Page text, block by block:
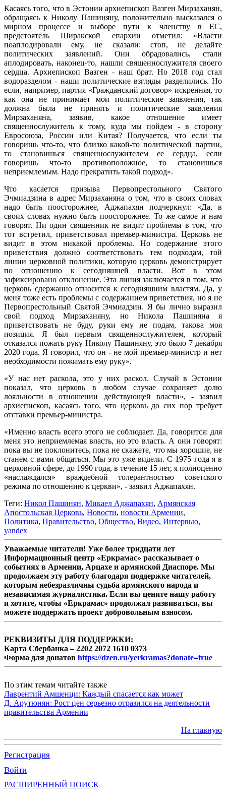
Касаясь того, что в Эстонии архиепископ Вазген Мирзаханян,
обращаясь к Николу Пашиняну, положительно высказался о
мирном процессе и выборе пути к членству в ЕС,
предстоятель Ширакской епархии отметил: «Власти
поаплодировали ему, не сказали: стоп, не делайте
политических заявлений. Они обрадовались, стали
аплодировать, наконец-то, нашли священнослужителя своего
сердца. Архиепископ Вазген - наш брат. Но 2018 год стал
водоразделом - наши политические взгляды разделились. Но
если, например, партия «Гражданский договор» искренняя, то
как она не принимает мои политические заявления, так
должна была не принять и политические заявления
Мирзаханяна, заявив, какое отношение имеет
священнослужитель к тому, куда мы пойдем - в сторону
Евросоюза, России или Китая? Получается, что если ты
говоришь что-то, что близко какой-то политической партии,
то становишься священнослужителем ее сердца, если
говоришь что-то противоположное, то становишься
неприемлемым. Надо прекратить такой подход».
Что касается призыва Первопрестольного Святого
Эчмиадзина в адрес Мирзаханяна о том, что в своих словах
надо быть поосторожнее, Аджапахян подчеркнул: «Да, в
своих словах нужно быть поосторожнее. То же самое и нам
говорят. Ни один священник не видит проблемы в том, что
тот встретил, приветствовал премьер-министра. Церковь не
видит в этом никакой проблемы. Но содержание этого
приветствия должно соответствовать тем подходам, той
линии церковной политики, которую церковь демонстрирует
по отношению к сегодняшней власти. Вот в этом
зафиксировано отклонение. Эта линия заключается в том, что
церковь сдержанно относится к сегодняшним властям. Да, у
меня тоже есть проблемы с содержанием приветствия, но я не
Первопрестольный Святой Эчмиадзин. Я бы лично выразил
свой подход Мирзаханяну, но Никола Пашиняна я
приветствовать не буду, руки ему не подам, такова моя
позиция. Я был первым священнослужителем, который
отказался пожать руку Николу Пашиняну, это было 7 декабря
2020 года. Я говорил, что он - не мой премьер-министр и нет
необходимости пожимать ему руку».
«У нас нет раскола, это у них раскол. Случай в Эстонии
показал, что церковь в любом случае сохраняет долю
лояльности в отношении действующей власти», - заявил
архиепископ, касаясь того, что церковь до сих пор требует
отставки премьер-министра.
«Именно власть всего этого не соблюдает. Да, говорится: для
меня это неприемлемая власть, но это власть. А они говорят:
пока вы не поклонитесь, пока не скажете, что мы хорошие, не
станем с вами общаться. Мы это уже видели. С 1975 года я в
церковной сфере, до 1990 года, в течение 15 лет, я полноценно
«наслаждался» враждебной толерантностью советского
режима по отношению к церкви», - заявил Аджапахян.
Теги: Никол Пашинян, Микаел Аджапахян, Армянская
Апостольская Церковь, Новости, новости Армении,
Политика, Правительство, Общество, Видео, Интервью,
yandex
Уважаемые читатели! Уже более тридцати лет
Информационный центр «Еркрамас» рассказывает о
событиях в Армении, Арцахе и армянской Диаспоре. Мы
продолжаем эту работу благодаря поддержке читателей,
которым небезразличны судьба армянского народа и
независимая журналистика. Если вы цените нашу работу
и хотите, чтобы «Еркрамас» продолжал развиваться, вы
можете поддержать проект добровольным взносом.
РЕКВИЗИТЫ ДЛЯ ПОДДЕРЖКИ:
Карта Сбербанка – 2202 2072 1610 0373
Форма для донатов https://dzen.ru/yerkramas?donate=true
По этим темам читайте также
Лаврентий Амшенци: Каждый спасается как может
Д. Арутюнян: Рост цен серьезно отразился на деятельности
правительства Армении
На главную
Регистрация
Войти
РАСШИРЕННЫЙ ПОИСК